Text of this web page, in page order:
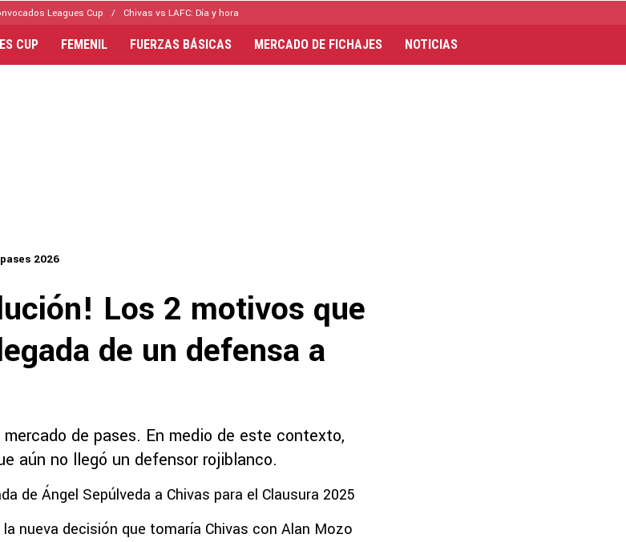
Leagues Cup Chivas vs LAFC: Día y hora
CUP FEMENIL FUERZAS BÁSICAS MERCADO DE FICHAJES NOTICIAS
2026
Los 2 motivos que
de un defensa a
de pases. En medio de este contexto,
aún no llegó un defensor rojiblanco.
de Ángel Sepúlveda a Chivas para el Clausura 2025
nueva decisión que tomaría Chivas con Alan Mozo